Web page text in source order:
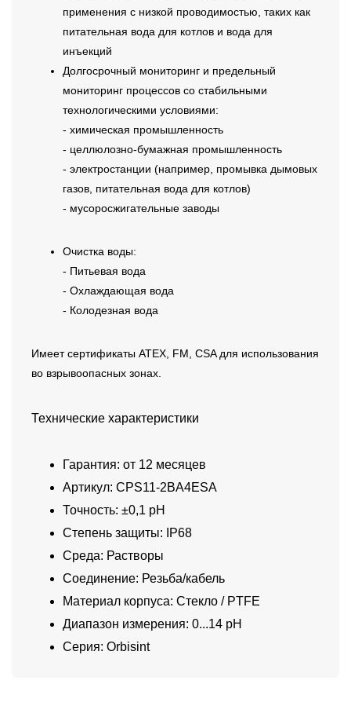
применения с низкой проводимостью, таких как
питательная вода для котлов и вода для
инъекций
Долгосрочный мониторинг и предельный
мониторинг процессов со стабильными
технологическими условиями:
- химическая промышленность
- целлюлозно-бумажная промышленность
- электростанции (например, промывка дымовых
газов, питательная вода для котлов)
- мусоросжигательные заводы
Очистка воды:
- Питьевая вода
- Охлаждающая вода
- Колодезная вода
Имеет сертификаты ATEX, FM, CSA для использования
во взрывоопасных зонах.
Технические характеристики
Гарантия: от 12 месяцев
Артикул: CPS11-2BA4ESA
Точность: ±0,1 pH
Степень защиты: IP68
Среда: Растворы
Соединение: Резьба/кабель
Материал корпуса: Стекло / PTFE
Диапазон измерения: 0...14 pH
Серия: Orbisint